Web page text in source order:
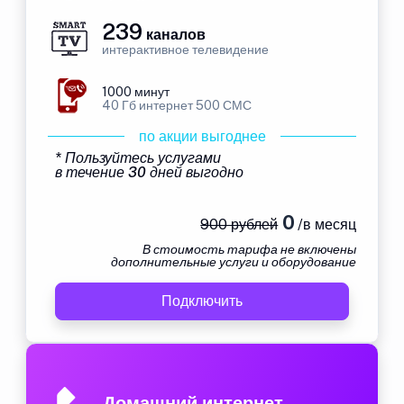
239 каналов
интерактивное телевидение
1000 минут
40 Гб интернет 500 СМС
по акции выгоднее
* Пользуйтесь услугами
в течение 30 дней выгодно
900 рублей0 /в месяц
В стоимость тарифа не включены
дополнительные услуги и оборудование
Подключить